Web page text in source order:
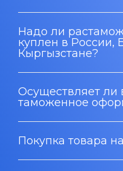
Надо ли
куплен в России,
Кыргызстане?
Осуществляет ли
таможенное
Покупка товара